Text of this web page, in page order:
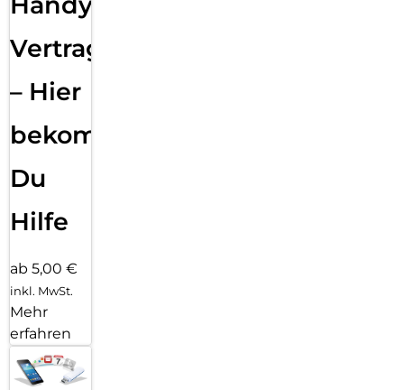
Vertragsabwicklung
– Hier
bekommst
Du
Hilfe
ab 5,00 €
inkl. MwSt.
Mehr
erfahren